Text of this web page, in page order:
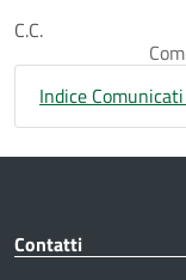
C.C.
Indice
Contatti